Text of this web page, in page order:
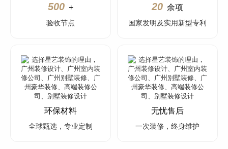
500 +
验收节点
20 余项
国家发明及实用新型专利
环保材料
全球甄选，专业定制
无忧售后
一次装修，终身维护